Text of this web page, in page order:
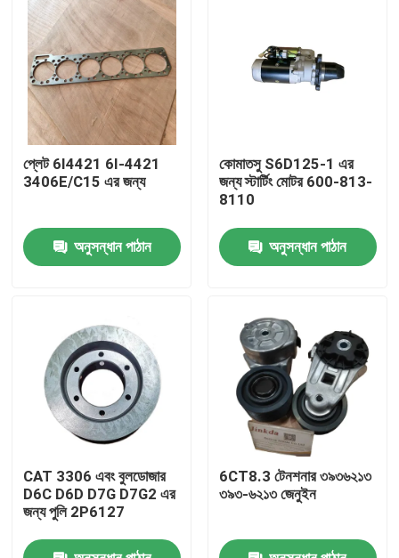
বাড়ি
পণ্য
ভিডিও
কারখানা ভ্রমণ
গুণগত মান নিয়ন্ত্রণ
যোগাযোগ করুন
ডাউনলোড করুন
ব্লগ
প্লেট 6I4421 6I-4421
3406E/C15 এর জন্য
অনুসন্ধান পাঠান
কোমাতসু S6D125-1 এর
জন্য স্টার্টিং মোটর 600-813-
8110
অনুসন্ধান পাঠান
CAT 3306 এবং বুলডোজার
D6C D6D D7G D7G2 এর
জন্য পুলি 2P6127
6CT8.3 টেনশনার ৩৯৩৬২১৩
৩৯৩-৬২১৩ জেনুইন